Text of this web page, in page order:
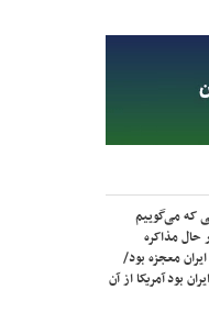
که می‌گوییم
حال مذاکره
معجزه بود/
بود آمریکا از آن